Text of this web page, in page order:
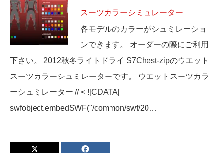
スーツカラーシミュレーター
各モデルのカラーがシュミレーショ
ンできます。 オーダーの際にご利用
下さい。 2012秋冬ライトドライ S7Chest-zipのウエット
スーツカラーシュミレーターです。 ウエットスーツカラ
ーシュミレーター // < ![CDATA[
swfobject.embedSWF("/common/swf/20…